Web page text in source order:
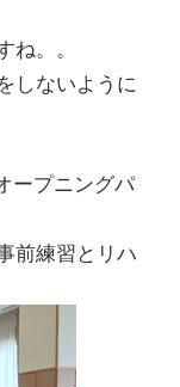
ね。。
しないように
ープニングパ
前練習とリハ